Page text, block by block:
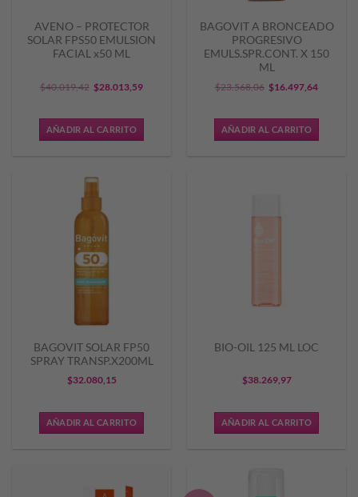
AVENO – PROTECTOR
SOLAR FPS50 EMULSION
FACIAL x50 ML
$40.019,42 El
original
era:
$28.013,59El
es:
AÑADIR AL CARRITO
BAGOVIT A BRONCEADO
PROGRESIVO
EMULS.SPR.CONT. X 150
ML
$23.568,06 El
original
era:
$16.497,64El
es:
AÑADIR AL CARRITO
BAGOVIT SOLAR FP50
SPRAY TRANSP.X200ML
$32.080,15
AÑADIR AL CARRITO
BIO-OIL 125 ML LOC
$38.269,97
AÑADIR AL CARRITO